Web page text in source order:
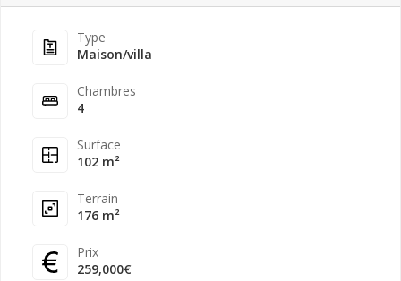
Type
Maison/villa
Chambres
4
Surface
102 m²
Terrain
176 m²
Prix
259,000€